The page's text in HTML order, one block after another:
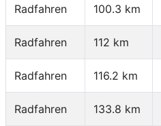
Radfahren 100.3 km
Radfahren 112 km
Radfahren 116.2 km
Radfahren 133.8 km